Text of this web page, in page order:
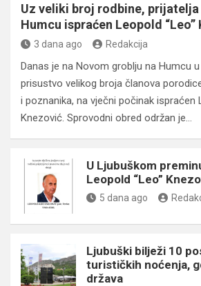
Uz veliki broj rodbine,
Humcu ispraćen Leopold “Leo”
3 dana ago Redakcija
Danas je na Novom groblju na Humcu
prisustvo velikog broja članova
i poznanika, na vječni počinak ispraćen
Knezović. Sprovodni obred održan je…
U Ljubuškom
Leopold “Leo”
5 dana ago
Ljubuški bilježi 10
turističkih noćenja,
država